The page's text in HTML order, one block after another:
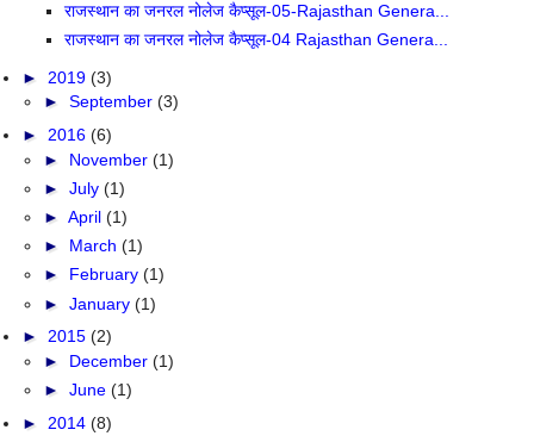
राजस्थान का जनरल नोलेज कैप्सूल-05-Rajasthan Genera...
राजस्थान का जनरल नोलेज कैप्सूल-04 Rajasthan Genera...
► 2019 (3)
► September (3)
► 2016 (6)
► November (1)
► July (1)
► April (1)
► March (1)
► February (1)
► January (1)
► 2015 (2)
► December (1)
► June (1)
► 2014 (8)